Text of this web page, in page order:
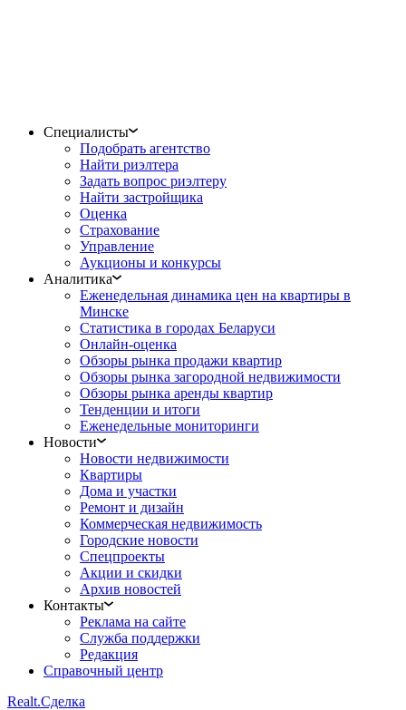
Специалисты
Подобрать агентство
Найти риэлтера
Задать вопрос риэлтеру
Найти застройщика
Оценка
Страхование
Управление
Аукционы и конкурсы
Аналитика
Еженедельная динамика цен на квартиры в
Минске
Статистика в городах Беларуси
Онлайн-оценка
Обзоры рынка продажи квартир
Обзоры рынка загородной недвижимости
Обзоры рынка аренды квартир
Тенденции и итоги
Еженедельные мониторинги
Новости
Новости недвижимости
Квартиры
Дома и участки
Ремонт и дизайн
Коммерческая недвижимость
Городские новости
Спецпроекты
Акции и скидки
Архив новостей
Контакты
Реклама на сайте
Служба поддержки
Редакция
Справочный центр
Realt.Сделка